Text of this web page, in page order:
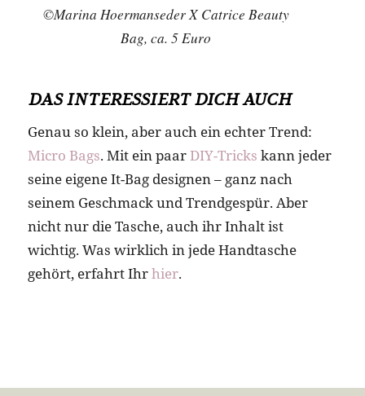
©Marina Hoermanseder X Catrice Beauty
Bag, ca. 5 Euro
DAS INTERESSIERT DICH AUCH
Genau so klein, aber auch ein echter Trend:
Micro Bags. Mit ein paarDIY-Tricks kann jeder
seine eigene It-Bag designen – ganz nach
seinem Geschmack und Trendgespür. Aber
nicht nur die Tasche, auch ihr Inhalt ist
wichtig. Was wirklich in jede Handtasche
gehört, erfahrt Ihrhier.